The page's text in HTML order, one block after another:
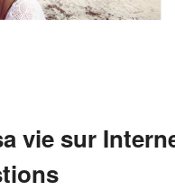
vie sur